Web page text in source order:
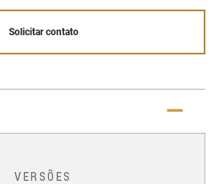
Solicitar contato
VERSÕES